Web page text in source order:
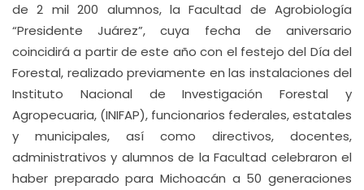
de 2 mil 200 alumnos, la Facultad de Agrobiología
“Presidente Juárez”, cuya fecha de aniversario
coincidirá a partir de este año con el festejo del Día del
Forestal, realizado previamente en las instalaciones del
Instituto Nacional de Investigación Forestal y
Agropecuaria, (INIFAP), funcionarios federales, estatales
y municipales, así como directivos, docentes,
administrativos y alumnos de la Facultad celebraron el
haber preparado para Michoacán a 50 generaciones